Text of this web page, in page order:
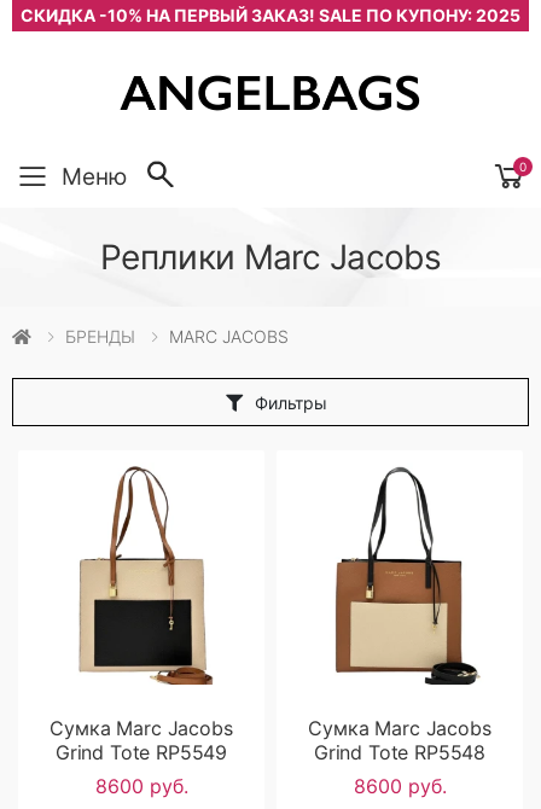
СКИДКА -10% НА ПЕРВЫЙ ЗАКАЗ! SALE ПО КУПОНУ: 2025
Меню 0
Реплики Marc Jacobs
БРЕНДЫ MARC JACOBS
Фильтры
Сумка Marc Jacobs
Grind Tote RP5549
8600 руб.
Сумка Marc Jacobs
Grind Tote RP5548
8600 руб.